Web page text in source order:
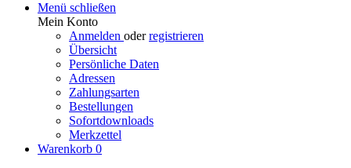
Menü schließen
Mein Konto
Anmelden oderregistrieren
Übersicht
Persönliche Daten
Adressen
Zahlungsarten
Bestellungen
Sofortdownloads
Merkzettel
Warenkorb 0